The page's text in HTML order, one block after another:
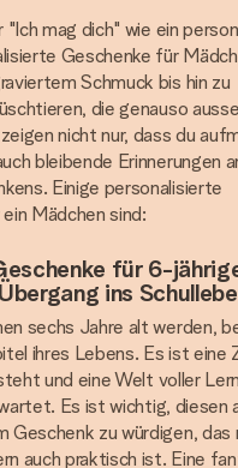
mag dich" wie ein
Geschenke für
Schmuck bis hin zu
die genauso
nicht nur, dass du
bleibende Erinnerungen
Einige personalisierte
Mädchen sind:
für 6-
ins
sechs Jahre alt werden,
ihres Lebens. Es ist eine
und eine Welt voller
Es ist wichtig, diesen
Geschenk zu würdigen, das
auch praktisch ist. Eine